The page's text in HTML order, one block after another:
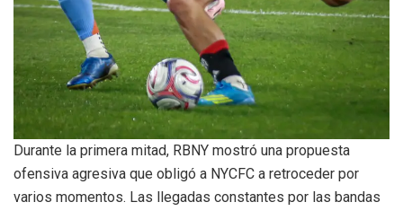
Durante la primera mitad, RBNY mostró una propuesta
ofensiva agresiva que obligó a NYCFC a retroceder por
varios momentos. Las llegadas constantes por las bandas